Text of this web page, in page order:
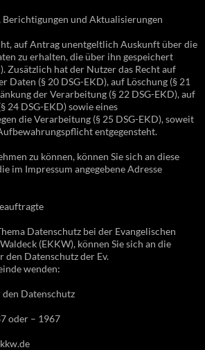
und Aktualisierungen
auf Antrag unentgeltlich Auskunft über die
zu erhalten, die über ihn gespeichert
Zusätzlich hat der Nutzer das Recht auf
Daten (§ 20 DSG-EKD), auf Löschung (§ 21
der Verarbeitung (§ 22 DSG-EKD), auf
24 DSG-EKD) sowie eines
die Verarbeitung (§ 25 DSG-EKD), soweit
entgegensteht.
zu können, können Sie sich an diese
im Impressum angegebene Adresse
Datenschutz bei der Evangelischen
(EKKW), können Sie sich an die
Datenschutz der Ev.
wenden:
Datenschutz
oder – 1967